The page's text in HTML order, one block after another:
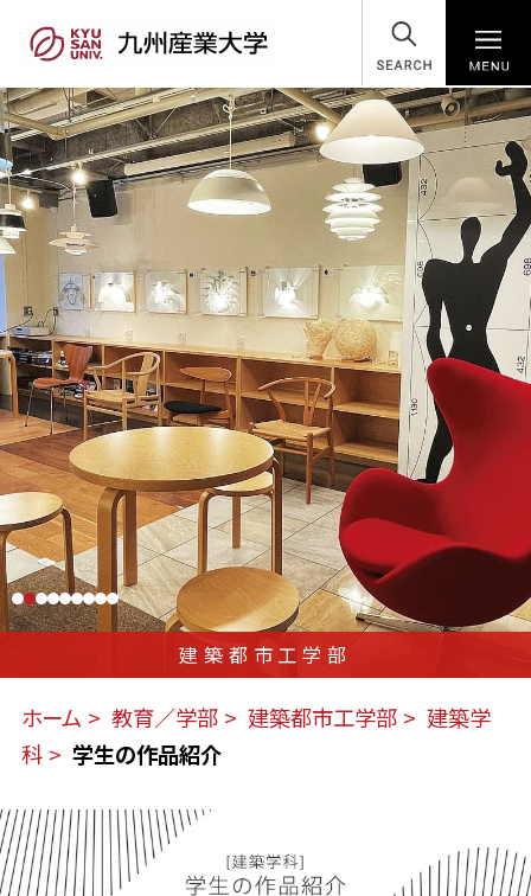
SEARCH
建築都市工学部
ホーム 教育／学部 建築都市工学部
建築学
科
学生の作品紹介